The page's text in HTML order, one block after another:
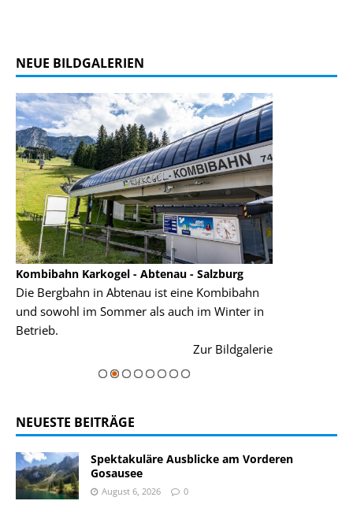
NEUE BILDGALERIEN
Kombibahn Karkogel - Abtenau - Salzburg
Die Bergbahn in Abtenau ist eine Kombibahn
und sowohl im Sommer als auch im Winter in
Betrieb.
Zur Bildgalerie
NEUESTE BEITRÄGE
Spektakuläre Ausblicke am Vorderen
Gosausee
August 6, 2026 0